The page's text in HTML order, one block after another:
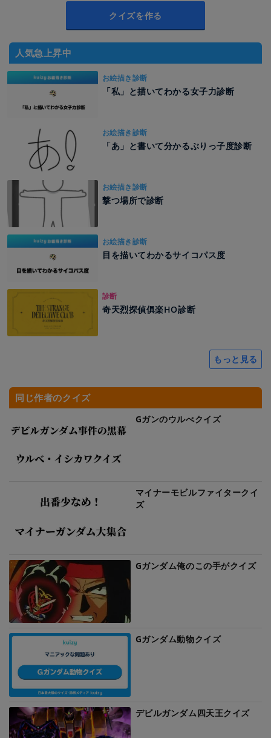
クイズを作る
人気急上昇中
お絵描き診断
「私」と描いてわかる女子力診断
お絵描き診断
「あ」と書いて分かるぶりっ子度診断
お絵描き診断
撃つ場所で診断
お絵描き診断
目を描いてわかるサイコパス度
診断
奇天烈探偵俱楽HO診断
もっと見る
同じ作者のクイズ
Gガンのウルべクイズ
マイナーモビルファイタークイ
ズ
Gガンダム俺のこの手がクイズ
Gガンダム動物クイズ
デビルガンダム四天王クイズ